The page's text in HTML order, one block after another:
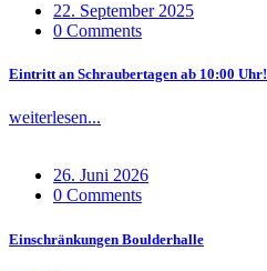
22. September 2025
0 Comments
Eintritt an Schraubertagen ab 10:00 Uhr!
weiterlesen...
26. Juni 2026
0 Comments
Einschränkungen Boulderhalle